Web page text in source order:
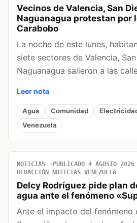
Vecinos de Valencia, San
Naguanagua protestan por
Carabobo
La noche de este lunes,
siete sectores de Valencia,
Naguanagua salieron a las
Leer nota
Agua Comunidad
Venezuela
NOTICIAS PUBLICADO 4 AGOSTO 2026
REDACCIÓN NOTICIAS VENEZUELA
Delcy Rodríguez pide plan
agua ante el fenómeno
Ante el impacto del fenómeno